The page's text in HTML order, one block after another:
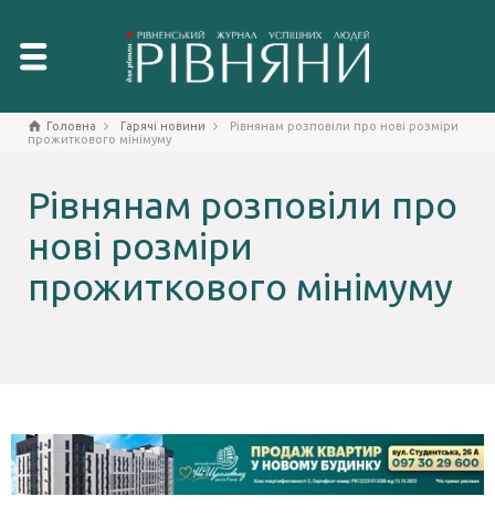
Головна Гарячі новини
Рівнянам розповіли про нові розміри
прожиткового мінімуму
Рівнянам розповіли про
нові розміри
прожиткового мінімуму